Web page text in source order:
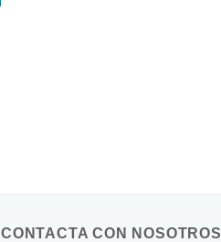
CONTACTA CON NOSOTROS